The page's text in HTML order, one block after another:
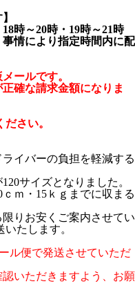
時～20時・19時～21時
情により指定時間内に配
ールです。
確な請求金額になりま
さい。
イバーの負担を軽減する
サイズとなりました。
ｍ・15ｋｇまでに収まる
りお安くご案内させてい
たします。
ル便で発送させていただ
いただきますよう、お願